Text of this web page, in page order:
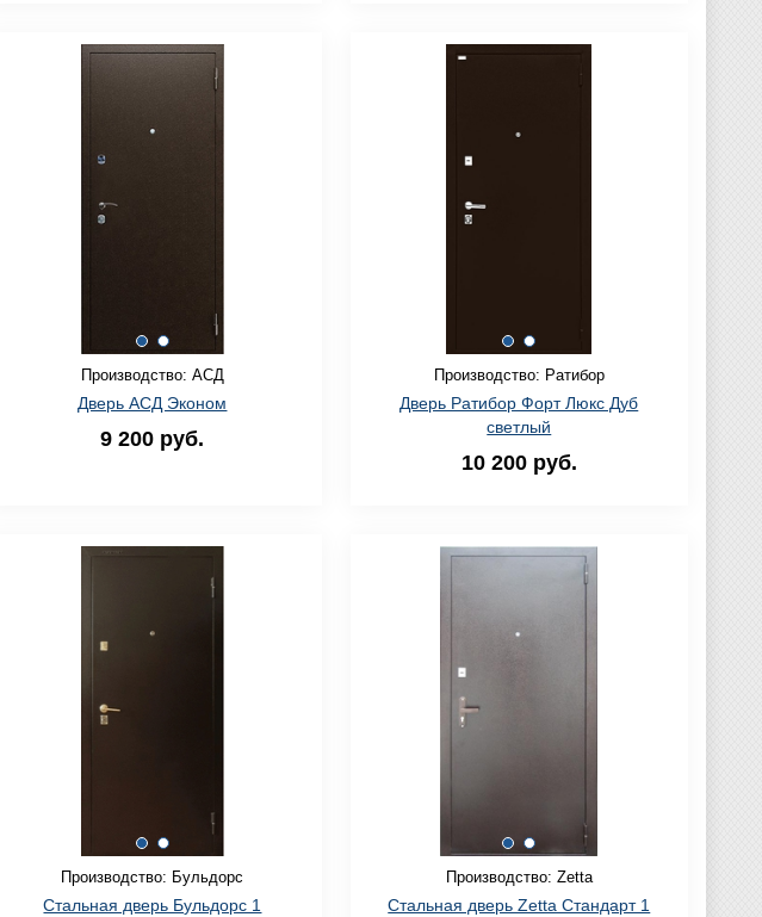
Производство: АСД
Дверь АСД Эконом
9 200 руб.
Производство: Ратибор
Дверь Ратибор Форт Люкс Дуб
светлый
10 200 руб.
Производство: Бульдорс
Стальная дверь Бульдорс 1
Производство: Zetta
Стальная дверь Zetta Стандарт 1